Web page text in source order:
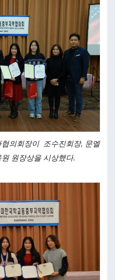
의회장이 조수진회장, 문엘
원장상을 시상했다.